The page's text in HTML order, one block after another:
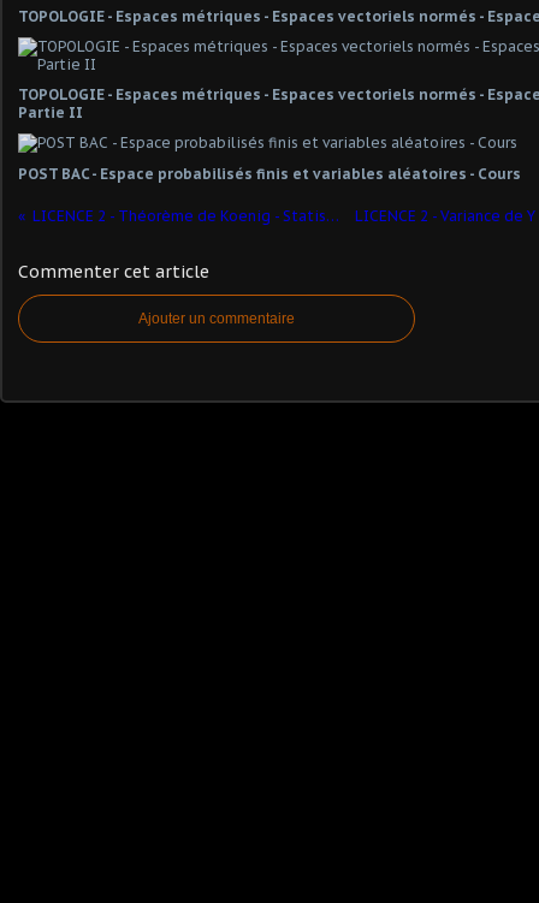
TOPOLOGIE - Espaces métriques - Espaces vectoriels normés -
TOPOLOGIE - Espaces métriques - Espaces vectoriels normés -
Partie II
POST BAC - Espace probabilisés finis et variables aléatoires - Cours
LICENCE 2 - Théorème de Koenig - Statistiques
Commenter cet article
Ajouter un commentaire